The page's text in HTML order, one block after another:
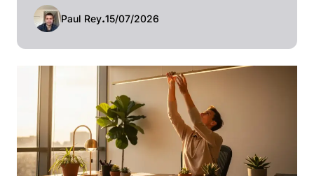
Paul Rey.15/07/2026